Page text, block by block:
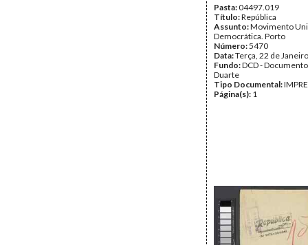
Pasta:04497.019
Título:República
Assunto:Movimento
Democrática. Porto
Número:5470
Data:Terça, 22 de
Fundo:DCD -
Duarte
Tipo Documental:
Página(s): 1